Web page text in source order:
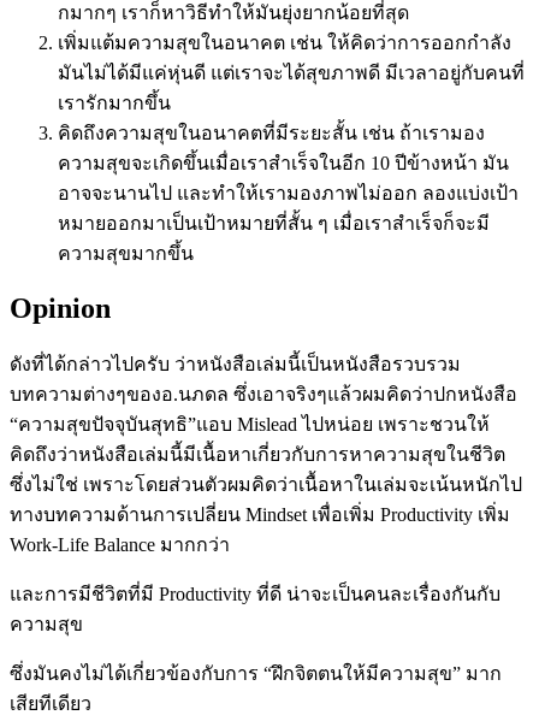
กมากๆ เราก็หาวิธีทำให้มันยุ่งยากน้อยที่สุด
เพิ่มแต้มความสุขในอนาคต เช่น ให้คิดว่าการออกกำลัง
มันไม่ได้มีแค่หุ่นดี แต่เราจะได้สุขภาพดี มีเวลาอยู่กับคนที่
เรารักมากขึ้น
คิดถึงความสุขในอนาคตที่มีระยะสั้น เช่น ถ้าเรามอง
ความสุขจะเกิดขึ้นเมื่อเราสำเร็จในอีก 10 ปีข้างหน้า มัน
อาจจะนานไป และทำให้เรามองภาพไม่ออก ลองแบ่งเป้า
หมายออกมาเป็นเป้าหมายที่สั้น ๆ เมื่อเราสำเร็จก็จะมี
ความสุขมากขึ้น
Opinion
ดังที่ได้กล่าวไปครับ ว่าหนังสือเล่มนี้เป็นหนังสือรวบรวม
บทความต่างๆของอ.นภดล ซึ่งเอาจริงๆแล้วผมคิดว่าปกหนังสือ
“ความสุขปัจจุบันสุทธิ”แอบ Mislead ไปหน่อย เพราะชวนให้
คิดถึงว่าหนังสือเล่มนี้มีเนื้อหาเกี่ยวกับการหาความสุขในชีวิต
ซึ่งไม่ใช่ เพราะโดยส่วนตัวผมคิดว่าเนื้อหาในเล่มจะเน้นหนักไป
ทางบทความด้านการเปลี่ยน Mindset เพื่อเพิ่ม Productivity เพิ่ม
Work-Life Balance มากกว่า
และการมีชีวิตที่มี Productivity ที่ดี น่าจะเป็นคนละเรื่องกันกับ
ความสุข
ซึ่งมันคงไม่ได้เกี่ยวข้องกับการ “ฝึกจิตตนให้มีความสุข” มาก
เสียทีเดียว